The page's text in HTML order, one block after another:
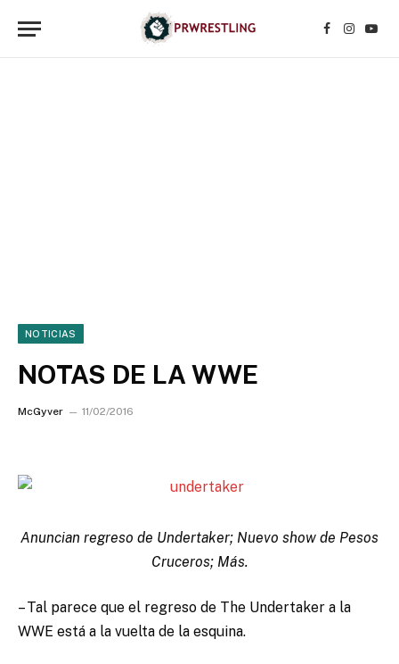
Facebook
NOTICIAS
NOTAS DE LA WWE
McGyver 11/02/2016
Anuncian regreso de Undertaker; Nuevo show de Pesos
Cruceros; Más.
– Tal parece que el regreso de The Undertaker a la
WWE está a la vuelta de la esquina.